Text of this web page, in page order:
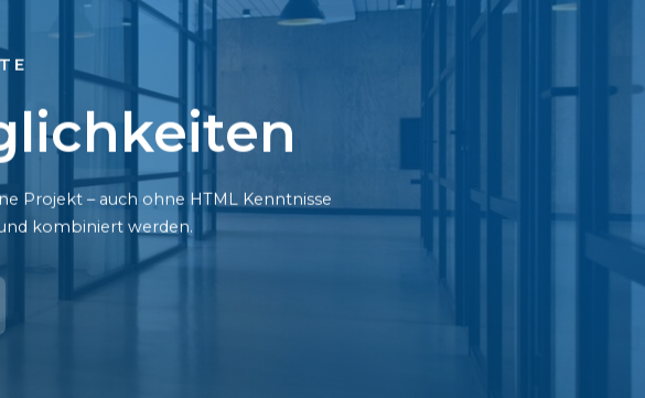
Projekt – auch ohne HTML Kenntnisse
kombiniert werden.